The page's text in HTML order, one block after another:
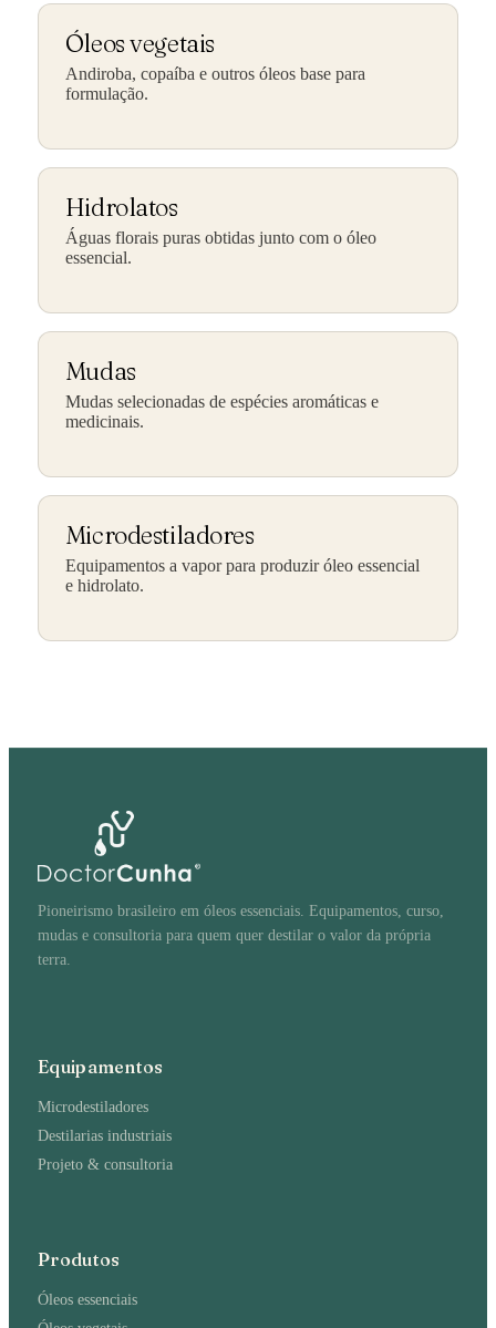
Óleos vegetais
Andiroba, copaíba e outros óleos base para
formulação.
Hidrolatos
Águas florais puras obtidas junto com o óleo
essencial.
Mudas
Mudas selecionadas de espécies aromáticas e
medicinais.
Microdestiladores
Equipamentos a vapor para produzir óleo essencial
e hidrolato.
Pioneirismo brasileiro em óleos essenciais. Equipamentos, curso,
mudas e consultoria para quem quer destilar o valor da própria
terra.
Equipamentos
Microdestiladores
Destilarias industriais
Projeto & consultoria
Produtos
Óleos essenciais